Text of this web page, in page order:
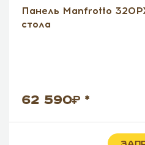
Панель Manfrotto
стола
62 590 *